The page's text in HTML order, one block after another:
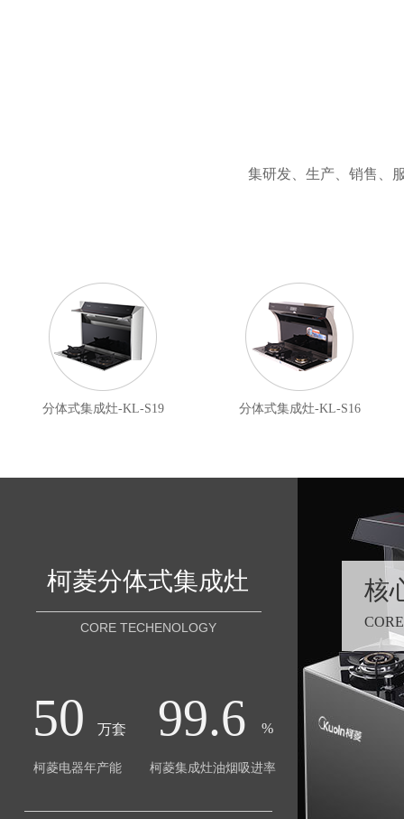
集研发、生产、销售、
分体式集成灶-KL-S19 分体式集成灶-KL-S16
柯菱分体式集成灶
CORE TECHENOLOGY
50 万套
柯菱电器年产能
99.6 %
柯菱集成灶油烟吸进率
核